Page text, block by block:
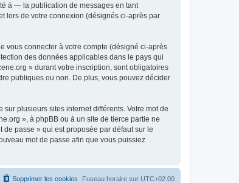
à — la publication de messages en tant
lors de votre connexion (désignés ci-après par
vous connecter à votre compte (désigné ci-après
des données applicables dans le pays qui
» durant votre inscription, sont obligatoires
publiques ou non. De plus, vous pouvez décider
plusieurs sites internet différents. Votre mot de
», à phpBB ou à un site de tierce partie ne
passe » qui est proposée par défaut sur le
mot de passe afin que vous puissiez
Fuseau horaire sur UTC+02:00
Supprimer les cookies